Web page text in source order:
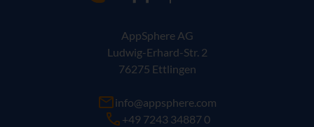
AppSphere AG
Ludwig-Erhard-Str. 2
76275 Ettlingen
info@appsphere.com
+49 7243 34887 0